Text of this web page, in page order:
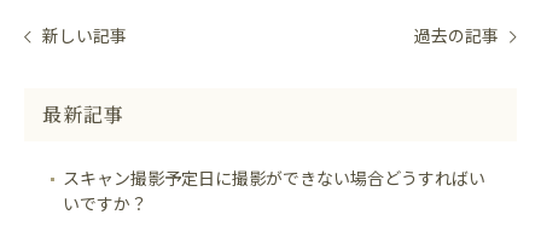
新しい記事 過去の記事
最新記事
スキャン撮影予定日に撮影ができない場合どうすればい
いですか？